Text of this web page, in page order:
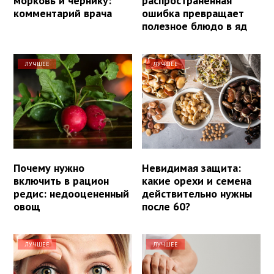
комментарий врача
ошибка превращает
полезное блюдо в яд
ЛУЧШЕЕ
Почему нужно
включить в рацион
редис: недооцененный
овощ
ЛУЧШЕЕ
Невидимая защита:
какие орехи и семена
действительно нужны
после 60?
ЛУЧШЕЕ ЛУЧШЕЕ